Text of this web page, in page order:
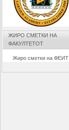
ЖИРО СМЕТКИ НА
ФАКУЛТЕТОТ
Жиро сметки на ФЕИТ